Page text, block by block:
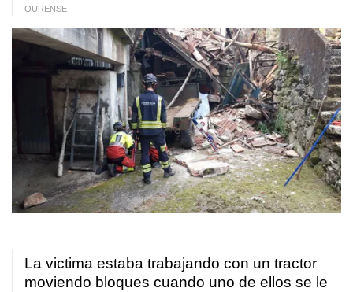
OURENSE
La victima estaba trabajando con un tractor
moviendo bloques cuando uno de ellos se le